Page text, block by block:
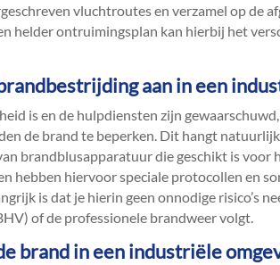
vluchtroutes en verzamel op de
helder ontruimingsplan kan hierbij het
aan in een
is en de hulpdiensten zijn
de brand te beperken.​ Dit hangt
brandblusapparatuur die geschikt is voor
hebben hiervoor speciale protocollen en
is dat je hierin geen onnodige risico’s
of de professionele brandweer volgt.​
brand in een industriële